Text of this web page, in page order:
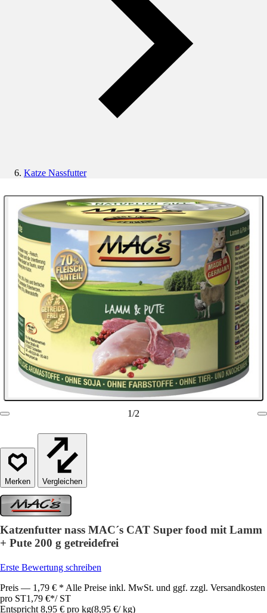
Katze Nassfutter
1/2
Vergleichen
Katzenfutter nass MAC´s CAT Super food mit Lamm
+ Pute 200 g getreidefrei
Erste Bewertung schreiben
Preis — 1,79 € * Alle Preise inkl. MwSt. und ggf. zzgl. Versandkosten
pro ST1,79 €*/ ST
Entspricht 8,95 € pro kg(8,95 €/ kg)